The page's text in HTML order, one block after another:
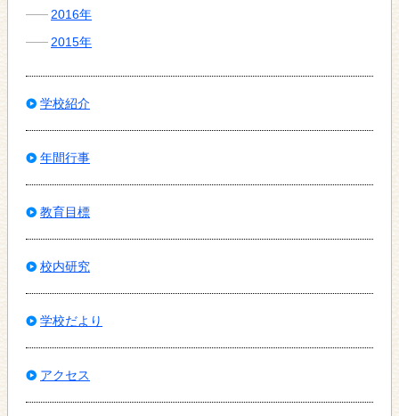
2016年
2015年
学校紹介
年間行事
教育目標
校内研究
学校だより
アクセス